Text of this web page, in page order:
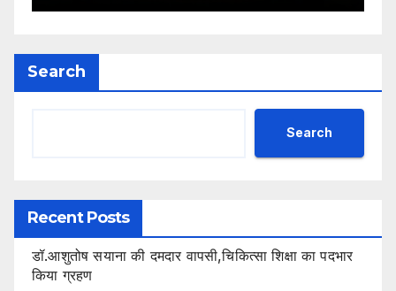
Search
Search
Recent Posts
डॉ.आशुतोष सयाना की दमदार वापसी,चिकित्सा शिक्षा का पदभार
किया ग्रहण